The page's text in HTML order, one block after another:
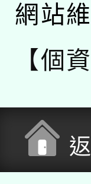
網站
【個